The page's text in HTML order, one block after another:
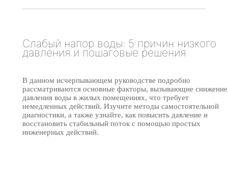
Слабый напор воды: 5 причин низкого
давления и пошаговые решения
В данном исчерпывающем руководстве подробно
рассматриваются основные факторы, вызывающие снижение
давления воды в жилых помещениях, что требует
немедленных действий. Изучите методы самостоятельной
диагностики, а также узнайте, как повысить давление и
восстановить стабильный поток с помощью простых
инженерных действий.